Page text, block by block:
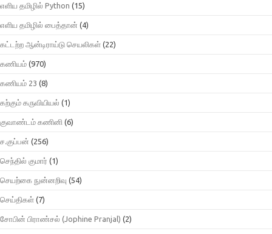
எளிய தமிழில் Python (15)
எளிய தமிழில் பைத்தான் (4)
கட்டற்ற ஆன்டிராய்டு செயலிகள் (22)
கணியம் (970)
கணியம் 23 (8)
கற்கும் கருவியியல் (1)
குவாண்டம் கணினி (6)
ச.குப்பன் (256)
செந்தில் குமார் (1)
செயற்கை நுன்னறிவு (54)
செய்திகள் (7)
சோபின் பிராண்சல் (Jophine Pranjal) (2)